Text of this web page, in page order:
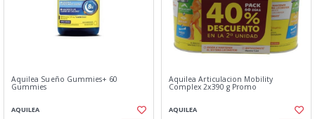
Aquilea Sueño Gummies+ 60
Gummies
AQUILEA
Aquilea Articulacion Mobility
Complex 2x390 g Promo
AQUILEA